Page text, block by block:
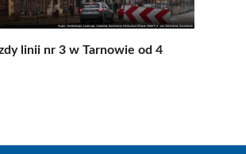
linii nr 3 w Tarnowie od 4